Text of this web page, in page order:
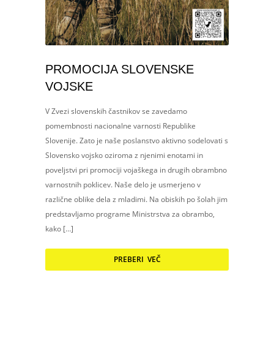
PROMOCIJA SLOVENSKE
VOJSKE
V Zvezi slovenskih častnikov se zavedamo
pomembnosti nacionalne varnosti Republike
Slovenije. Zato je naše poslanstvo aktivno sodelovati s
Slovensko vojsko oziroma z njenimi enotami in
poveljstvi pri promociji vojaškega in drugih obrambno
varnostnih poklicev. Naše delo je usmerjeno v
različne oblike dela z mladimi. Na obiskih po šolah jim
predstavljamo programe Ministrstva za obrambo,
kako […]
PREBERI VEČ